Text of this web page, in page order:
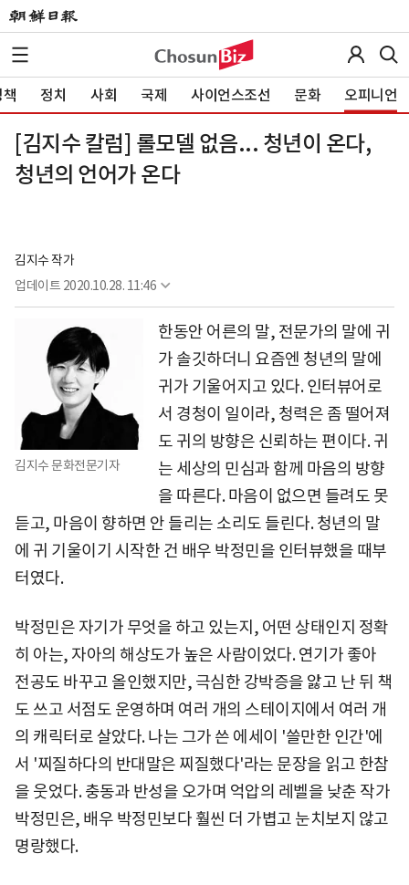
정치 사회 국제 사이언스조선 문화 오피니언
[김지수 칼럼] 롤모델 없음... 청년이 온다,
청년의 언어가 온다
김지수 작가
업데이트 2020.10.28. 11:46
김지수 문화전문기자
한동안 어른의 말, 전문가의 말에 귀
가 솔깃하더니 요즘엔 청년의 말에
귀가 기울어지고 있다. 인터뷰어로
서 경청이 일이라, 청력은 좀 떨어져
도 귀의 방향은 신뢰하는 편이다. 귀
는 세상의 민심과 함께 마음의 방향
을 따른다. 마음이 없으면 들려도 못
듣고, 마음이 향하면 안 들리는 소리도 들린다. 청년의 말
에 귀 기울이기 시작한 건 배우 박정민을 인터뷰했을 때부
터였다.
박정민은 자기가 무엇을 하고 있는지, 어떤 상태인지 정확
히 아는, 자아의 해상도가 높은 사람이었다. 연기가 좋아
전공도 바꾸고 올인했지만, 극심한 강박증을 앓고 난 뒤 책
도 쓰고 서점도 운영하며 여러 개의 스테이지에서 여러 개
의 캐릭터로 살았다. 나는 그가 쓴 에세이 '쓸만한 인간'에
서 '찌질하다의 반대말은 찌질했다'라는 문장을 읽고 한참
을 웃었다. 충동과 반성을 오가며 억압의 레벨을 낮춘 작가
박정민은, 배우 박정민보다 훨씬 더 가볍고 눈치보지 않고
명랑했다.